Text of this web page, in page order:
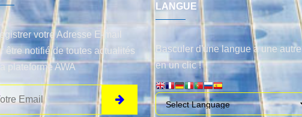
votre Adresse E-mail
être notifié de toutes actualités
plateforme AWA
LANGUE
Basculer d'une langue à une autre
en un clic !